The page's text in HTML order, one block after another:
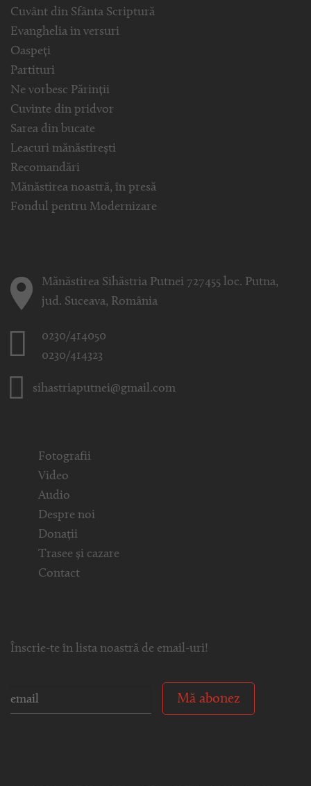
Cuvânt din Sfânta Scriptură
Evanghelia in versuri
Oaspeți
Partituri
Ne vorbesc Părinții
Cuvinte din pridvor
Sarea din bucate
Leacuri mănăstirești
Recomandări
Mănăstirea noastră, în presă
Fondul pentru Modernizare
Mănăstirea Sihăstria Putnei 727455 loc. Putna,
jud. Suceava, România
0230/414050
0230/414323
sihastriaputnei@gmail.com
Fotografii
Video
Audio
Despre noi
Donații
Trasee și cazare
Contact
Înscrie-te în lista noastră de email-uri!
Mă abonez